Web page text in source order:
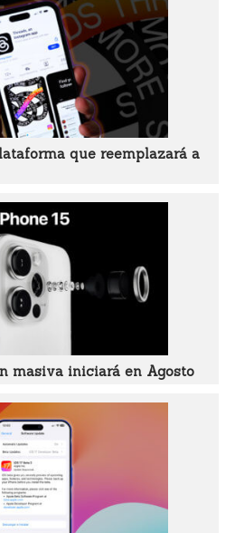
que reemplazará a
masiva iniciará en Agosto